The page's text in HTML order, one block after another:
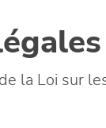
la Loi sur